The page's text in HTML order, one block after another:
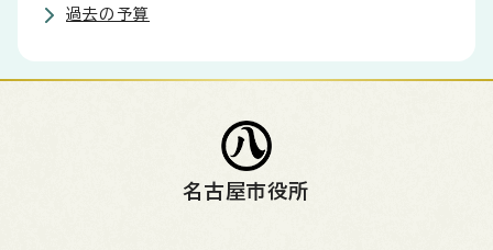
過去の予算
名古屋市役所